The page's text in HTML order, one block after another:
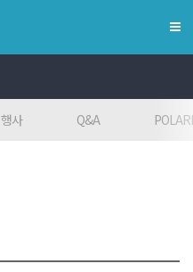
행사 Q&A